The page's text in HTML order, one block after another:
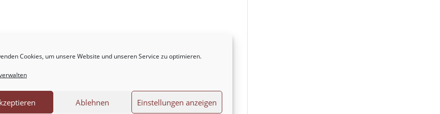
Cookies, um unsere Website und unseren Service zu optimieren.
Ablehnen Einstellungen anzeigen
Felder sind mit*markiert